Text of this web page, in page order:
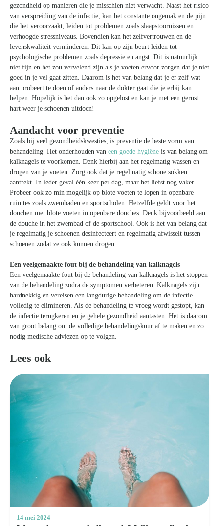
gezondheid op manieren die je misschien niet verwacht. Naast het risico
van verspreiding van de infectie, kan het constante ongemak en de pijn
die het veroorzaakt, leiden tot problemen zoals slaapstoornissen en
verhoogde stressniveaus. Bovendien kan het zelfvertrouwen en de
levenskwaliteit verminderen. Dit kan op zijn beurt leiden tot
psychologische problemen zoals depressie en angst. Dit is natuurlijk
niet fijn en het zou vervelend zijn als je voeten ervoor zorgen dat je niet
goed in je vel gaat zitten. Daarom is het van belang dat je er zelf wat
aan probeert te doen of anders naar de dokter gaat die je erbij kan
helpen. Hopelijk is het dan ook zo opgelost en kan je met een gerust
hart weer je schoenen uitdoen!
Aandacht voor preventie
Zoals bij veel gezondheidskwesties, is preventie de beste vorm van
behandeling. Het onderhouden van een goede hygiëne is van belang om
kalknagels te voorkomen. Denk hierbij aan het regelmatig wassen en
drogen van je voeten. Zorg ook dat je regelmatig schone sokken
aantrekt. In ieder geval één keer per dag, maar het liefst nog vaker.
Probeer ook zo min mogelijk op blote voeten te lopen in openbare
ruimtes zoals zwembaden en sportscholen. Hetzelfde geldt voor het
douchen met blote voeten in openbare douches. Denk bijvoorbeeld aan
de douche in het zwembad of de sportschool. Ook is het van belang dat
je regelmatig je schoenen desinfecteert en regelmatig afwisselt tussen
schoenen zodat ze ook kunnen drogen.
Een veelgemaakte fout bij de behandeling van kalknagels
Een veelgemaakte fout bij de behandeling van kalknagels is het stoppen
van de behandeling zodra de symptomen verbeteren. Kalknagels zijn
hardnekkig en vereisen een langdurige behandeling om de infectie
volledig te elimineren. Als de behandeling te vroeg wordt gestopt, kan
de infectie terugkeren en je gehele gezondheid aantasten. Het is daarom
van groot belang om de volledige behandelingskuur af te maken en zo
nodig medische adviezen op te volgen.
Lees ook
14 mei 2024